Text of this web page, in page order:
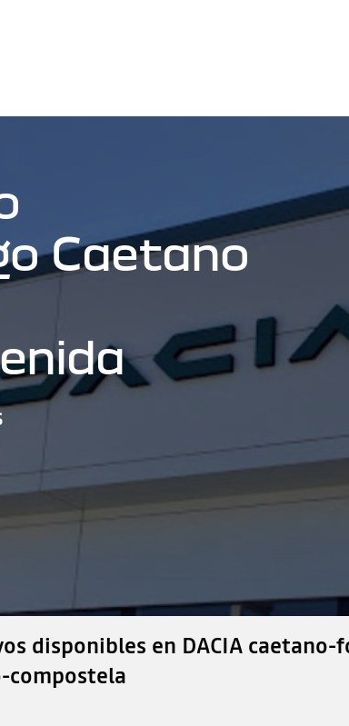
Caetano
disponibles en DACIA
compostela